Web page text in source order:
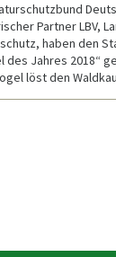
Partner LBV,
haben den
des Jahres 2018“
löst den